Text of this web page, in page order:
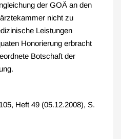
der GOÄ an den
nicht zu
Leistungen
Honorierung erbracht
Botschaft der
Heft 49 (05.12.2008), S.